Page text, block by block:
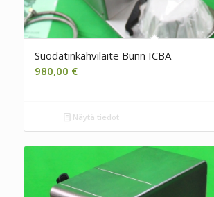
Suodatinkahvilaite Bunn ICBA
980,00 €
Näytä tiedot